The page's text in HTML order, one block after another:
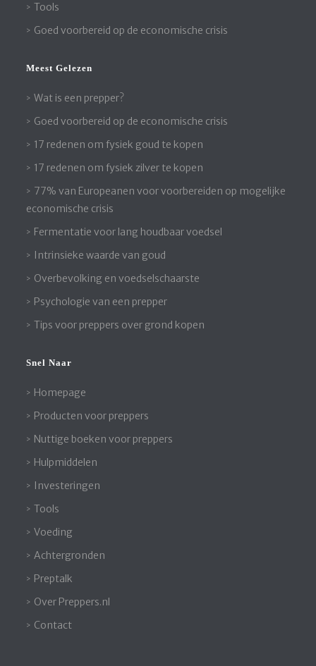
Tools
Goed voorbereid op de economische crisis
Meest Gelezen
Wat is een prepper?
Goed voorbereid op de economische crisis
17 redenen om fysiek goud te kopen
17 redenen om fysiek zilver te kopen
77% van Europeanen voor voorbereiden op mogelijke
economische crisis
Fermentatie voor lang houdbaar voedsel
Intrinsieke waarde van goud
Overbevolking en voedselschaarste
Psychologie van een prepper
Tips voor preppers over grond kopen
Snel Naar
Homepage
Producten voor preppers
Nuttige boeken voor preppers
Hulpmiddelen
Investeringen
Tools
Voeding
Achtergronden
Preptalk
Over Preppers.nl
Contact